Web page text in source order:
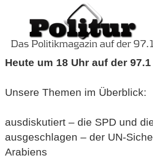
Heute um 18 Uhr auf der 97.1
Unsere Themen im Überblick:
ausdiskutiert – die SPD und
ausgeschlagen – der UN-
Arabiens